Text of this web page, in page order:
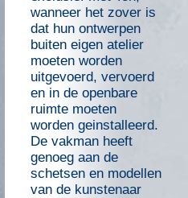
wanneer het zover is
dat hun ontwerpen
buiten eigen atelier
moeten worden
uitgevoerd, vervoerd
en in de openbare
ruimte moeten
worden geinstalleerd.
De vakman heeft
genoeg aan de
schetsen en modellen
van de kunstenaar